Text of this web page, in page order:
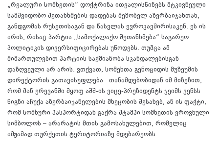
„რეალური სომხეთის“ დოქტრინა ითვალისწინებს მტკივნეული
სამშვიდობო შეთანხმების დადებას მეზობელ აზერბაიჯანთან,
განდგომას რუსეთისაგან და წასვლას ევროკავშირისაკენ. ეს ის
არის, რასაც პარტია „სამოქალაქო შეთანხმება“ საგარეო
პოლიტიკის დივერსიფიცირებას უწოდებს. თუმცა ამ
მიმართულებით პარტიის საქმიანობა სკანდალებისგან
დაზღვეული არ არის. ვთქვათ, სომეხთა გენოციდის მუზეუმის
დირექტორის გათავისუფლება თანამდებობიდან იმ მიზეზით,
რომ მან ერევანში მყოფ აშშ-ის ვიცე-პრეზიდენტს ჯეიმს ვენსს
წიგნი აჩუქა აზერბაიჯანელების მხეცობის შესახებ, ან ის ფაქტი,
რომ სომხური პასპორტიდან გაქრა შტამპი სომხეთის ეროვნული
სიმბოლოს – არარატის მთის გამოსახულებით, რომელიც
ამჟამად თურქეთის ტერიტორიაზე მდებარეობს.